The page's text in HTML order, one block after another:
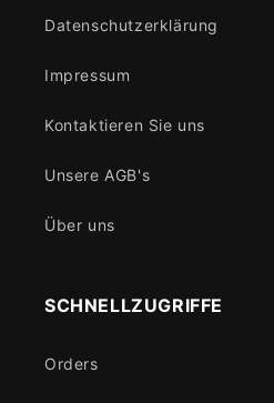
Datenschutzerklärung
Impressum
Kontaktieren Sie uns
Unsere AGB's
Über uns
SCHNELLZUGRIFFE
Orders